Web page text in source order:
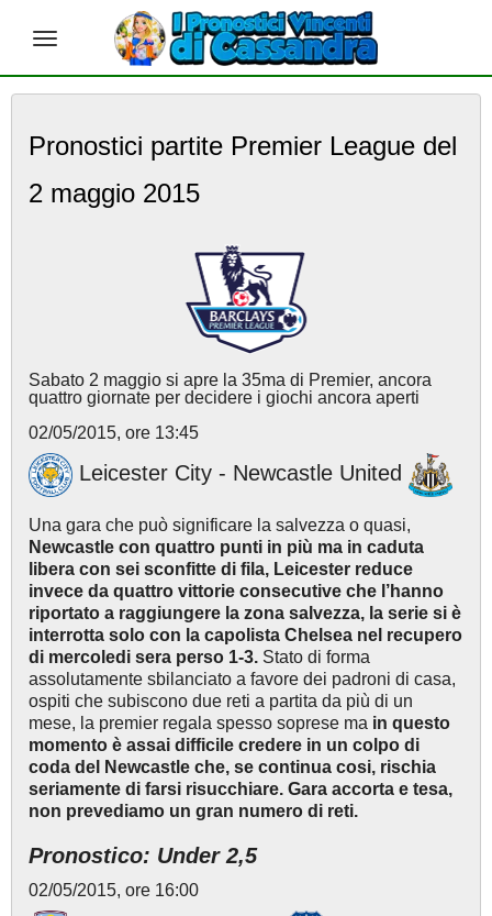
Pronostici partite Premier League del
2 maggio 2015
Sabato 2 maggio si apre la 35ma di Premier, ancora
quattro giornate per decidere i giochi ancora aperti
02/05/2015, ore 13:45
Leicester City - Newcastle United
Una gara che può significare la salvezza o quasi,
Newcastle con quattro punti in più ma in caduta
libera con sei sconfitte di fila, Leicester reduce
invece da quattro vittorie consecutive che l’hanno
riportato a raggiungere la zona salvezza, la serie si è
interrotta solo con la capolista Chelsea nel recupero
di mercoledi sera perso 1-3. Stato di forma
assolutamente sbilanciato a favore dei padroni di casa,
ospiti che subiscono due reti a partita da più di un
mese, la premier regala spesso soprese ma in questo
momento è assai difficile credere in un colpo di
coda del Newcastle che, se continua cosi, rischia
seriamente di farsi risucchiare. Gara accorta e tesa,
non prevediamo un gran numero di reti.
Pronostico: Under 2,5
02/05/2015, ore 16:00